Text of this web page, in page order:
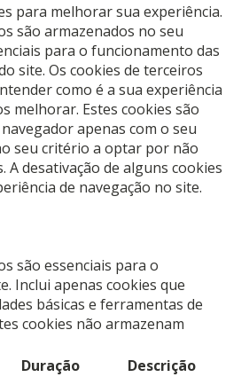
para melhorar sua experiência.
são armazenados no seu
para o funcionamento das
site. Os cookies de terceiros
como é a sua experiência
melhorar. Estes cookies são
apenas com o seu
seu critério a optar por não
A desativação de alguns cookies
de navegação no site.
são essenciais para o
Inclui apenas cookies que
básicas e ferramentas de
cookies não armazenam
Duração Descrição